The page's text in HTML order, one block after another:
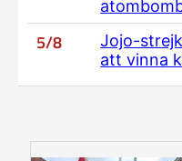
5/8
Jojo-
att vinna